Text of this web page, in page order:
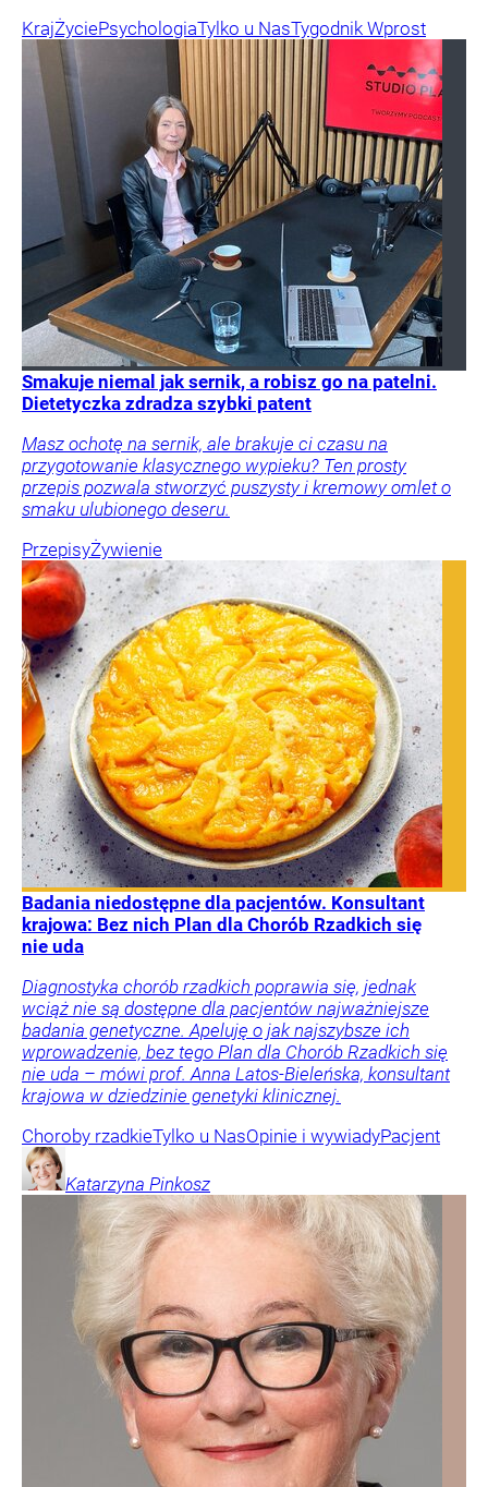
KrajŻyciePsychologiaTylko u NasTygodnik Wprost
Smakuje niemal jak sernik, a robisz go na patelni.
Dietetyczka zdradza szybki patent
Masz ochotę na sernik, ale brakuje ci czasu na
przygotowanie klasycznego wypieku? Ten prosty
przepis pozwala stworzyć puszysty i kremowy omlet o
smaku ulubionego deseru.
PrzepisyŻywienie
Badania niedostępne dla pacjentów. Konsultant
krajowa: Bez nich Plan dla Chorób Rzadkich się
nie uda
Diagnostyka chorób rzadkich poprawia się, jednak
wciąż nie są dostępne dla pacjentów najważniejsze
badania genetyczne. Apeluję o jak najszybsze ich
wprowadzenie, bez tego Plan dla Chorób Rzadkich się
nie uda – mówi prof. Anna Latos-Bieleńska, konsultant
krajowa w dziedzinie genetyki klinicznej.
Choroby rzadkieTylko u NasOpinie i wywiadyPacjent
Katarzyna Pinkosz